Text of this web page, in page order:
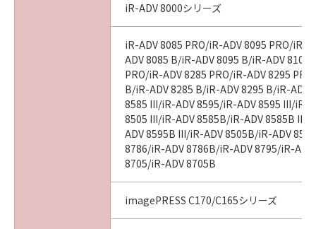
iR-ADV 8000シリーズ
iR-ADV 8085 PRO/iR-ADV 8095 PRO/iR-
ADV 8085 B/iR-ADV 8095 B/iR-ADV 8105
PRO/iR-ADV 8285 PRO/iR-ADV 8295
B/iR-ADV 8285 B/iR-ADV 8295 B/iR-ADV
8585 III/iR-ADV 8595/iR-ADV 8595 III/iR-
8505 III/iR-ADV 8585B/iR-ADV 8585B III/
ADV 8595B III/iR-ADV 8505B/iR-ADV
8786/iR-ADV 8786B/iR-ADV 8795/iR-
8705/iR-ADV 8705B
imagePRESS C170/C165シリーズ